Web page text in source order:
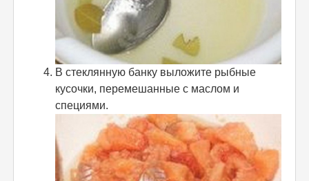
В стеклянную банку выложите рыбные
кусочки, перемешанные с маслом и
специями.